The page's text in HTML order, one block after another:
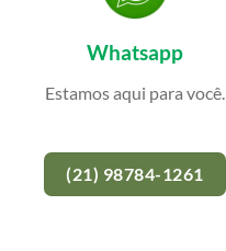
Whatsapp
Estamos aqui para você.
(21) 98784-1261